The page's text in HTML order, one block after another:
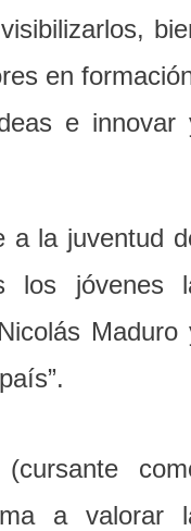
en
e innovar
a la juventud
los jóvenes
Maduro
a valorar